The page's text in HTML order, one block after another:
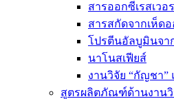
สารออกซีเรสเว
สารสกัดจากเห็ด
โปรตีนอัลบูมินจา
นาโนสเฟียส์
งานวิจัย “กัญชา”
สูตรผลิตภัณฑ์ด้านงานวิ